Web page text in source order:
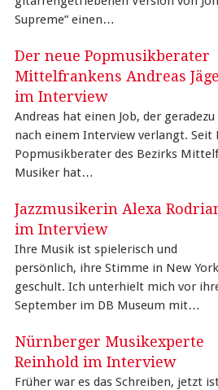
Supreme” einen…
Der neue Popmusikberater
Mittelfrankens Andreas
im Interview
Andreas hat einen Job, der geradezu
nach einem Interview verlangt. Seit
Popmusikberater des Bezirks
Musiker hat…
Jazzmusikerin Alexa
im Interview
Ihre Musik ist spielerisch und
persönlich, ihre Stimme in New York
geschult. Ich unterhielt mich vor
September im DB Museum mit…
Nürnberger Musikexperte
Reinhold im Interview
Früher war es das Schreiben, jetzt